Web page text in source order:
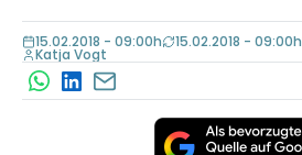
Geschäftsmodell entwickeln
Businessplan schreiben
Businessplan-Vorlage & Muster
Rechtsform wählen
UG gründen
Wachsen
6 Tipps zum Start
Finanzieren
15.02.2018 - 09:00h 15.02.2018 - 09:00h
Katja Vogt
WhatsApp
LinkedIn
E-Mail